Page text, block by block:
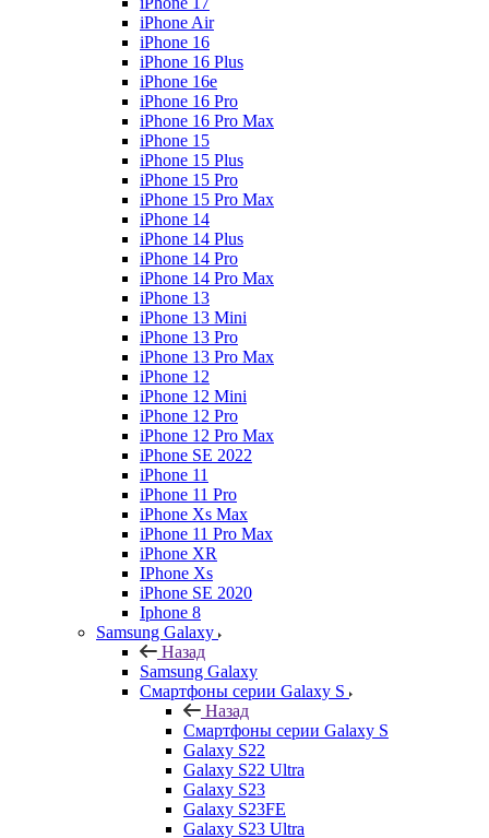
iPhone Air
iPhone 16
iPhone 16 Plus
iPhone 16e
iPhone 16 Pro
iPhone 16 Pro Max
iPhone 15
iPhone 15 Plus
iPhone 15 Pro
iPhone 15 Pro Max
iPhone 14
iPhone 14 Plus
iPhone 14 Pro
iPhone 14 Pro Max
iPhone 13
iPhone 13 Mini
iPhone 13 Pro
iPhone 13 Pro Max
iPhone 12
iPhone 12 Mini
iPhone 12 Pro
iPhone 12 Pro Max
iPhone SE 2022
iPhone 11
iPhone 11 Pro
iPhone Xs Max
iPhone 11 Pro Max
iPhone XR
IPhone Xs
iPhone SE 2020
Iphone 8
Samsung Galaxy
Назад
Samsung Galaxy
Смартфоны серии Galaxy S
Назад
Смартфоны серии Galaxy S
Galaxy S22
Galaxy S22 Ultra
Galaxy S23
Galaxy S23FE
Galaxy S23 Ultra